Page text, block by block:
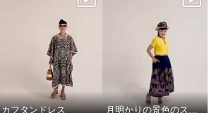
カフタンドレス 月明かりの景色のスカートで，リラックス!